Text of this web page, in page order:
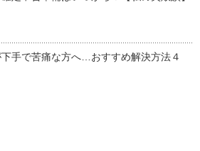
手で苦痛な方へ…おすすめ解決方法４